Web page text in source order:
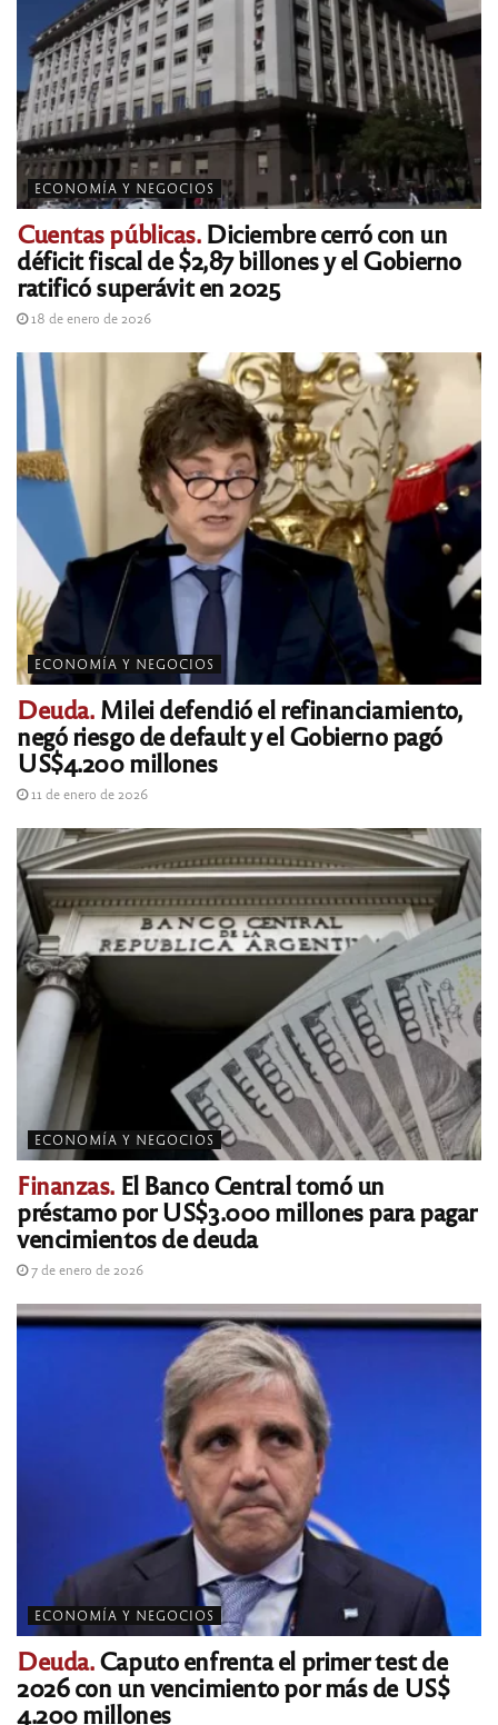
ECONOMÍA Y NEGOCIOS
Cuentas públicas.Diciembre cerró con un
déficit fiscal de $2,87 billones y el Gobierno
ratificó superávit en 2025
18 de enero de 2026
ECONOMÍA Y NEGOCIOS
Deuda.Milei defendió el refinanciamiento,
negó riesgo de default y el Gobierno pagó
US$4.200 millones
11 de enero de 2026
ECONOMÍA Y NEGOCIOS
Finanzas. El Banco Central tomó un
préstamo por US$3.000 millones para pagar
vencimientos de deuda
7 de enero de 2026
ECONOMÍA Y NEGOCIOS
Deuda.Caputo enfrenta el primer test de
2026 con un vencimiento por más de US$
4.200 millones